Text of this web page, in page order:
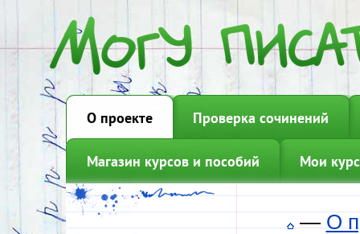
О проекте Проверка сочинений
Магазин курсов и пособий Мои
—О